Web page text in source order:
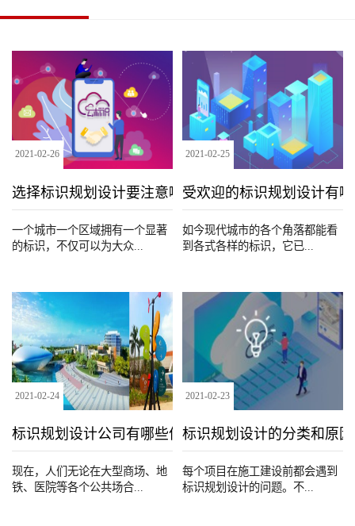
2021-02-26
选择标识规划设计要注意哪些要点
一个城市一个区域拥有一个显著
的标识，不仅可以为大众...
2021-02-25
受欢迎的标识规划设计有
如今现代城市的各个角落都能看
到各式各样的标识，它已...
2021-02-24
标识规划设计公司有哪些优势？
现在，人们无论在大型商场、地
铁、医院等各个公共场合...
2021-02-23
标识规划设计的分类和原
每个项目在施工建设前都会遇到
标识规划设计的问题。不...